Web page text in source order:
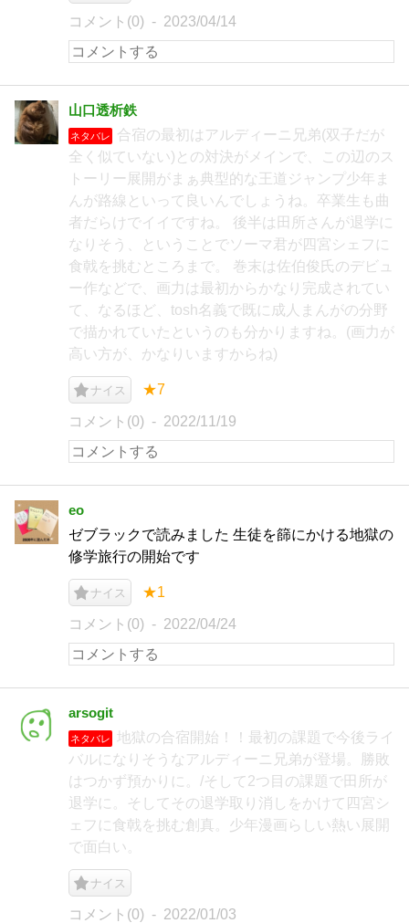
コメント(0) 2023/04/14
山口透析鉄
ネタバレ
合宿の最初はアルディーニ兄弟(双子だが
全く似ていない)との対決がメインで、この辺のス
トーリー展開がまぁ典型的な王道ジャンプ少年ま
んが路線といって良いんでしょうね。卒業生も曲
者だらけでイイですね。 後半は田所さんが退学に
なりそう、ということでソーマ君が四宮シェフに
食戟を挑むところまで。 巻末は佐伯俊氏のデビュ
ー作などで、画力は最初からかなり完成されてい
て、なるほど、tosh名義で既に成人まんがの分野
で描かれていたというのも分かりますね。(画力が
高い方が、かなりいますからね)
ナイス ★7
コメント(0) 2022/11/19
eo
ゼブラックで読みました 生徒を篩にかける地獄の
修学旅行の開始です
ナイス ★1
コメント(0) 2022/04/24
arsogit
ネタバレ
地獄の合宿開始！！最初の課題で今後ライ
バルになりそうなアルディーニ兄弟が登場。勝敗
はつかず預かりに。/そして2つ目の課題で田所が
退学に。そしてその退学取り消しをかけて四宮シ
ェフに食戟を挑む創真。少年漫画らしい熱い展開
で面白い。
ナイス
コメント(0) 2022/01/03